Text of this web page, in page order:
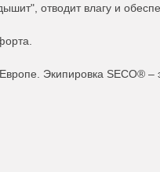
отводит влагу и
Экипировка SECO® –